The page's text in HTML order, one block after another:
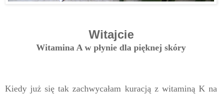
Witajcie
Witamina A w płynie dla pięknej skóry
Kiedy już się tak zachwycałam kuracją z witaminą K na